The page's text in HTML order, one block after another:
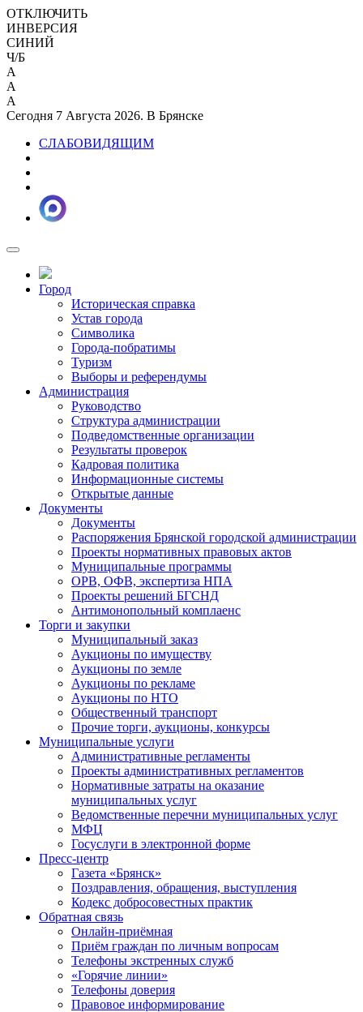
ОТКЛЮЧИТЬ
ИНВЕРСИЯ
СИНИЙ
Ч/Б
A
A
A
Сегодня 7 Августа 2026. В Брянске
СЛАБОВИДЯЩИМ
Город
Историческая справка
Устав города
Символика
Города-побратимы
Туризм
Выборы и референдумы
Администрация
Руководство
Структура администрации
Подведомственные организации
Результаты проверок
Кадровая политика
Информационные системы
Открытые данные
Документы
Документы
Распоряжения Брянской городской администрации
Проекты нормативных правовых актов
Муниципальные программы
ОРВ, ОФВ, экспертиза НПА
Проекты решений БГСНД
Антимонопольный комплаенс
Торги и закупки
Муниципальный заказ
Аукционы по имуществу
Аукционы по земле
Аукционы по рекламе
Аукционы по НТО
Общественный транспорт
Прочие торги, аукционы, конкурсы
Муниципальные услуги
Административные регламенты
Проекты административных регламентов
Нормативные затраты на оказание
муниципальных услуг
Ведомственные перечни муниципальных услуг
МФЦ
Госуслуги в электронной форме
Пресс-центр
Газета «Брянск»
Поздравления, обращения, выступления
Кодекс добросовестных практик
Обратная связь
Онлайн-приёмная
Приём граждан по личным вопросам
Телефоны экстренных служб
«Горячие линии»
Телефоны доверия
Правовое информирование